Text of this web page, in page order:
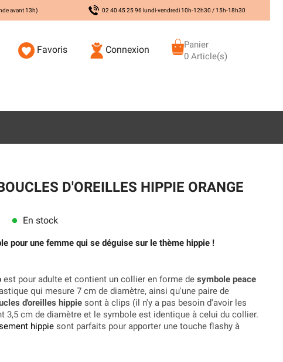
avant 13h) 02 40 45 25 96 lundi-vendredi 10h-12h30 / 15h-18h30
Favoris Connexion
Panier
0 Article(s)
D'OREILLES HIPPIE ORANGE
lens En stock
pour une femme qui se déguise sur le thème hippie !
est pour adulte et contient un collier en forme de symbole peace
qui mesure 7 cm de diamètre, ainsi qu'une paire de
d'oreilles hippie sont à clips (il n'y a pas besoin d'avoir les
3,5 cm de diamètre et le symbole est identique à celui du collier.
hippie sont parfaits pour apporter une touche flashy à